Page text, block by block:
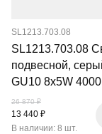
SL1213.703.08
SL1213.703.08
подвесной,
GU10 8x5W
26 870 ₽
13 440 ₽
В наличии: 8 шт.